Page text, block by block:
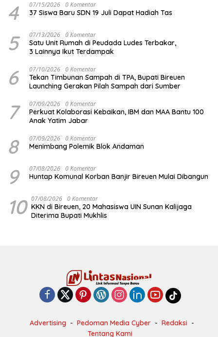
4 07/15/2026 0 Komentar
37 Siswa Baru SDN 19 Juli Dapat Hadiah Tas
5 07/13/2026 0 Komentar
Satu Unit Rumah di Peudada Ludes Terbakar,
3 Lainnya Ikut Terdampak
6 07/10/2026 0 Komentar
Tekan Timbunan Sampah di TPA, Bupati Bireuen
Launching Gerakan Pilah Sampah dari Sumber
7 07/09/2026 0 Komentar
Perkuat Kolaborasi Kebaikan, IBM dan MAA Bantu 100
Anak Yatim Jabar
8 07/09/2026 0 Komentar
Menimbang Polemik Blok Andaman
9 07/08/2026 0 Komentar
Huntap Komunal Korban Banjir Bireuen Mulai Dibangun
10 07/08/2026 0 Komentar
KKN di Bireuen, 20 Mahasiswa UIN Sunan Kalijaga
Advertising Pedoman Media Cyber
Redaksi
Tentang Kami